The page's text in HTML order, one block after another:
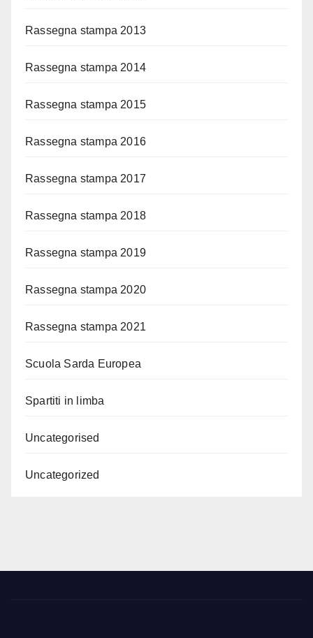
Rassegna stampa 2013
Rassegna stampa 2014
Rassegna stampa 2015
Rassegna stampa 2016
Rassegna stampa 2017
Rassegna stampa 2018
Rassegna stampa 2019
Rassegna stampa 2020
Rassegna stampa 2021
Scuola Sarda Europea
Spartiti in limba
Uncategorised
Uncategorized